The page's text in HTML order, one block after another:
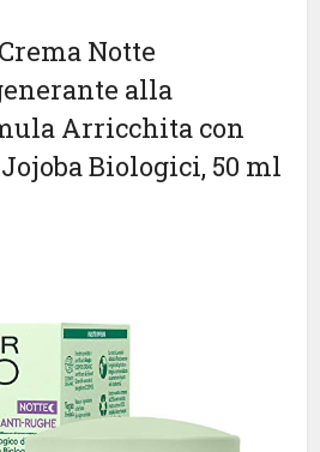
Notte
alla
Arricchita con
Biologici, 50 ml